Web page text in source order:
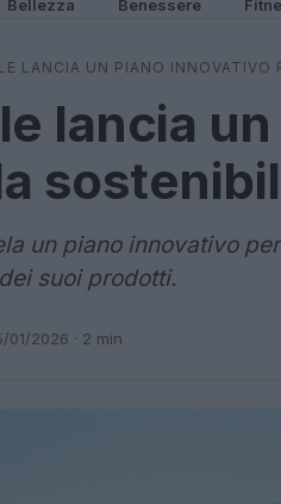
Bellezza Benessere
LANCIA UN PIANO INNOVATIVO
lancia
un piano innovativo
suoi prodotti.
01/2026 · 2 min